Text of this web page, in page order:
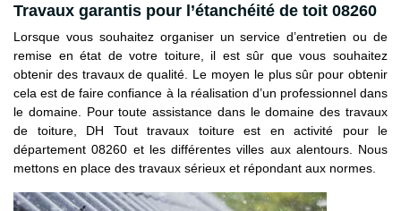
Travaux garantis pour l’étanchéité de toit 08260
Lorsque vous souhaitez organiser un service d’entretien ou de
remise en état de votre toiture, il est sûr que vous souhaitez
obtenir des travaux de qualité. Le moyen le plus sûr pour obtenir
cela est de faire confiance à la réalisation d’un professionnel dans
le domaine. Pour toute assistance dans le domaine des travaux
de toiture, DH Tout travaux toiture est en activité pour le
département 08260 et les différentes villes aux alentours. Nous
mettons en place des travaux sérieux et répondant aux normes.